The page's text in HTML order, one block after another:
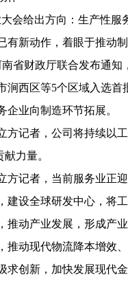
给出方向：生产性服
有新动作，着眼于推动
财政厅联合发布通知
涧西区等5个区域入选
企业向制造环节拓展。
记者，公司将持续以
力量。
记者，当前服务业正
建设全球研发中心，将
推动产业发展，形成产
动现代物流降本增效
求创新，加快发展现代